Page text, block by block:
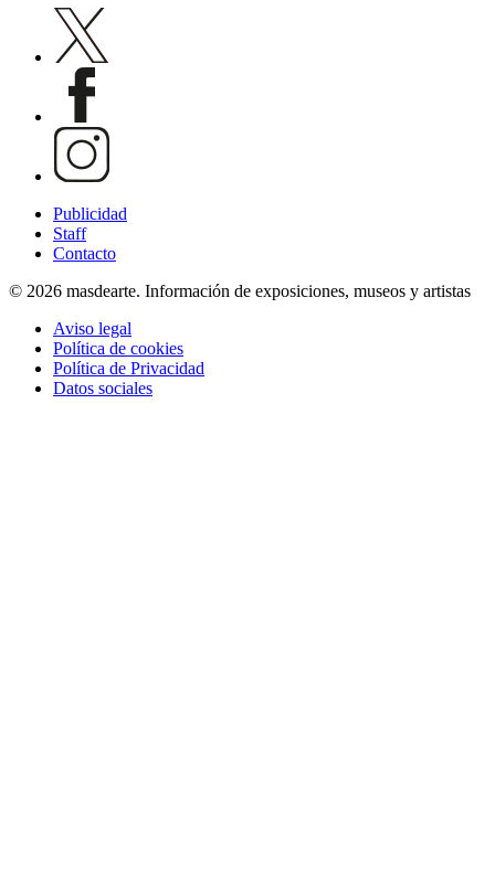
Publicidad
Staff
Contacto
© 2026 masdearte. Información de exposiciones, museos y artistas
Aviso legal
Política de cookies
Política de Privacidad
Datos sociales